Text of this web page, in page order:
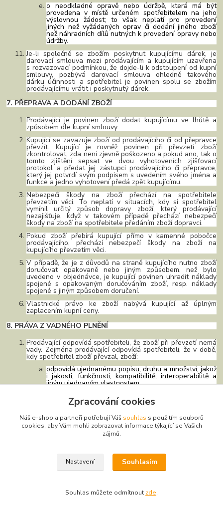
o neodkladné opravě nebo údržbě, která má být
provedena v místě určeném spotřebitelem na jeho
výslovnou žádost; to však neplatí pro provedení
jiných než vyžádaných oprav či dodání jiného zboží
než náhradních dílů nutných k provedení opravy nebo
údržby.
Je-li společně se zbožím poskytnut kupujícímu dárek, je
darovací smlouva mezi prodávajícím a kupujícím uzavřena
s rozvazovací podmínkou, že dojde-li k odstoupení od kupní
smlouvy, pozbývá darovací smlouva ohledně takového
dárku účinnosti a spotřebitel je povinen spolu se zbožím
prodávajícímu vrátit i poskytnutý dárek.
7. PŘEPRAVA A DODÁNÍ ZBOŽÍ
Prodávající je povinen zboží dodat kupujícímu ve lhůtě a
způsobem dle kupní smlouvy.
Kupujícíse zavazuje zboží od prodávajícího či od přepravce
převzít. Kupující je rovněž povinen při převzetí zboží
zkontrolovat, zda není zjevně poškozeno a pokud ano, tak o
tomto zjištění sepsat ve dvou vyhotoveních zjišťovací
protokol a předat jej zástupci prodávajícího či přepravce,
který jej potvrdí svým podpisem s uvedením svého jména a
funkce a jedno vyhotovení předá zpět kupujícímu.
Nebezpečí škody na zboží přechází na spotřebitele
převzetím věci. To neplatí v situacích, kdy si spotřebitel
vymínil určitý způsob dopravy zboží, který prodávající
nezajišťuje, když v takovém případě přechází nebezpečí
škody na zboží na spotřebitele předáním zboží dopravci.
Pokud zboží přebírá kupující přímo v kamenné pobočce
prodávajícího, přechází nebezpečí škody na zboží na
kupujícího převzetím věci.
V případě, že je z důvodů na straně kupujícího nutno zboží
doručovat opakovaně nebo jiným způsobem, než bylo
uvedeno v objednávce, je kupující povinen uhradit náklady
spojené s opakovaným doručováním zboží, resp. náklady
spojené s jiným způsobem doručení.
Vlastnické právo ke zboží nabývá kupující až úplným
zaplacením kupní ceny.
8. PRÁVA Z VADNÉHO PLNĚNÍ
Prodávající odpovídá spotřebiteli, že zboží při převzetí nemá
vady. Zejména prodávající odpovídá spotřebiteli, že v době,
kdy spotřebitel zboží převzal, zboží:
odpovídá ujednanému popisu, druhu a množství, jakož
i jakosti, funkčnosti, kompatibilitě, interoperabilitě a
jiným ujednaným vlastnostem,
je vhodné k účelu, pro který ho spotřebitel požaduje a
s nímž prodávající souhlasil, a
je dodáno s ujednaným příslušenstvím a pokyny k
použití, včetně návodu k montáži nebo instalaci.
Prodávající odpovídá spotřebiteli, že vedle ujednaných vlastností
používá, i s ohledem na práva třetích osob, právní předpisy,
technické normy nebo kodexy chování daného odvětví, není-li
technických norem,
vlastnostem věcí téhož druhu, které může spotřebitel rozumně
Zpracování cookies
Náš e-shop a partneři potřebují Váš souhlas s použitím souborů
cookies, aby Vám mohli zobrazovat informace týkající se Vašich
zájmů.
Nastavení Souhlasím
Souhlas můžete odmítnout zde.